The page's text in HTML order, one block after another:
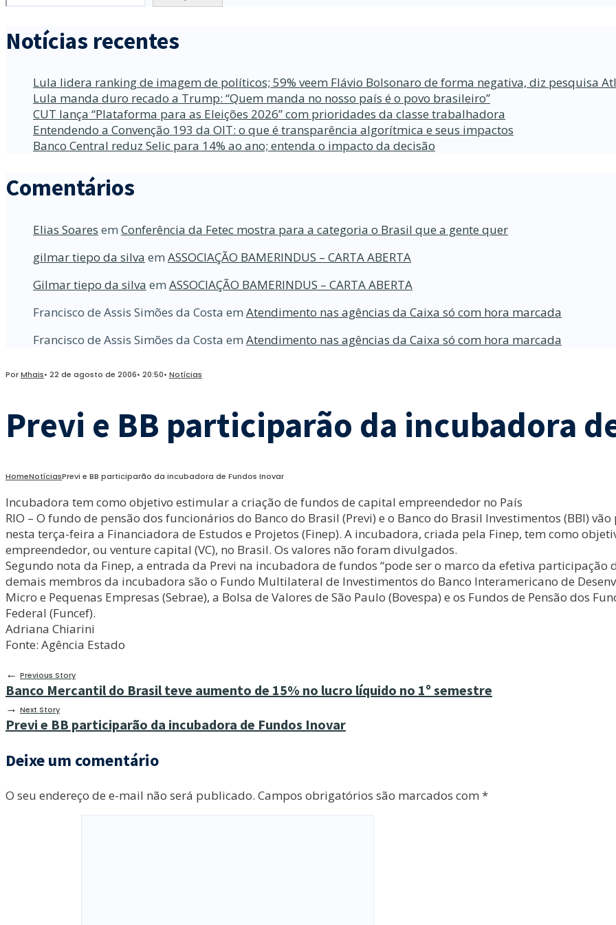
Notícias recentes
Lula lidera ranking de imagem de políticos; 59% veem Flávio Bolsonaro de forma negativa, diz pesquisa
Lula manda duro recado a Trump: “Quem manda no nosso país é o povo brasileiro”
CUT lança “Plataforma para as Eleições 2026” com prioridades da classe trabalhadora
Entendendo a Convenção 193 da OIT: o que é transparência algorítmica e seus impactos
Banco Central reduz Selic para 14% ao ano; entenda o impacto da decisão
Comentários
Elias Soares em Conferência da Fetec mostra para a categoria o Brasil que a gente quer
gilmar tiepo da silva em ASSOCIAÇÃO BAMERINDUS – CARTA ABERTA
Gilmar tiepo da silva em ASSOCIAÇÃO BAMERINDUS – CARTA ABERTA
Francisco de Assis Simões da Costa em Atendimento nas agências da Caixa só com hora marcada
Francisco de Assis Simões da Costa em Atendimento nas agências da Caixa só com hora marcada
PorMhais• 22 de agosto de 2006• 20:50• Notícias
Previ e BB participarão da incubadora
HomeNotíciasPrevi e BB participarão da incubadora de Fundos Inovar
Incubadora tem como objetivo estimular a criação de fundos de capital empreendedor no País
RIO – O fundo de pensão dos funcionários do Banco do Brasil (Previ) e o Banco do Brasil Investimentos (BBI)
nesta terça-feira a Financiadora de Estudos e Projetos (Finep). A incubadora, criada pela Finep, tem como
empreendedor, ou venture capital (VC), no Brasil. Os valores não foram divulgados.
Segundo nota da Finep, a entrada da Previ na incubadora de fundos “pode ser o marco da efetiva participação
demais membros da incubadora são o Fundo Multilateral de Investimentos do Banco Interamericano de
Micro e Pequenas Empresas (Sebrae), a Bolsa de Valores de São Paulo (Bovespa) e os Fundos de Pensão dos
Federal (Funcef).
Adriana Chiarini
Fonte: Agência Estado
← Previous Story
Banco Mercantil do Brasil teve aumento de 15% no lucro líquido no 1º semestre
→ Next Story
Previ e BB participarão da incubadora de Fundos Inovar
Deixe um comentário
O seu endereço de e-mail não será publicado. Campos obrigatórios são marcados com *